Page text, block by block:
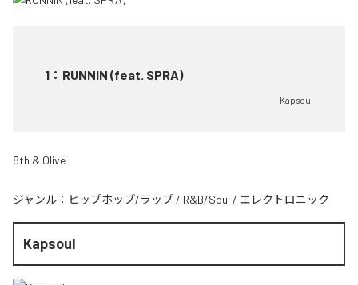
1 ： RUNNIN (feat. SPRA)
Kapsoul
8th & Olive
ジャンル： ヒップホップ/ラップ / R&B/Soul / エレクトロニック
Kapsoul